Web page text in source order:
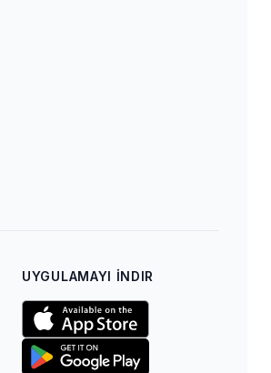
UYGULAMAYI İNDIR